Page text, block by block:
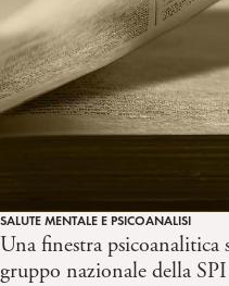
SALUTE MENTALE E PSICOANALISI
Una finestra psicoanalitica
gruppo nazionale della